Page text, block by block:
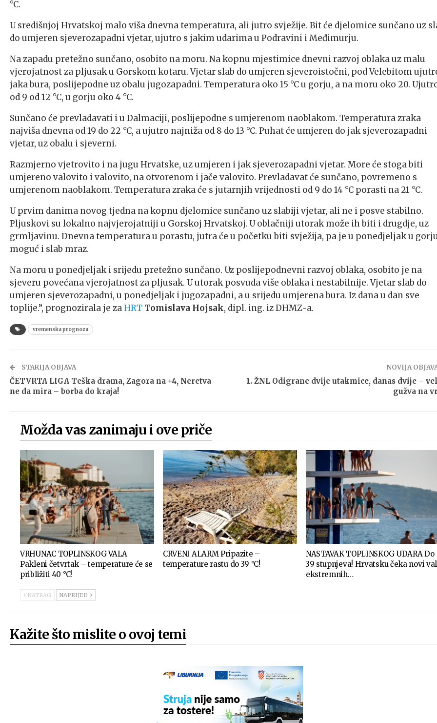
°C.
U središnjoj Hrvatskoj malo viša dnevna temperatura, ali jutro svježije. Bit će djelomice sunčano uz
do umjeren sjeverozapadni vjetar, ujutro s jakim udarima u Podravini i Međimurju.
Na zapadu pretežno sunčano, osobito na moru. Na kopnu mjestimice dnevni razvoj oblaka uz malu
vjerojatnost za pljusak u Gorskom kotaru. Vjetar slab do umjeren sjeveroistočni, pod Velebitom
jaka bura, poslijepodne uz obalu jugozapadni. Temperatura oko 15 °C u gorju, a na moru oko 20.
od 9 od 12 °C, u gorju oko 4 °C.
Sunčano će prevladavati i u Dalmaciji, poslijepodne s umjerenom naoblakom. Temperatura zraka
najviša dnevna od 19 do 22 °C, a ujutro najniža od 8 do 13 °C. Puhat će umjeren do jak sjeverozapadni
vjetar, uz obalu i sjeverni.
Razmjerno vjetrovito i na jugu Hrvatske, uz umjeren i jak sjeverozapadni vjetar. More će stoga biti
umjereno valovito i valovito, na otvorenom i jače valovito. Prevladavat će sunčano, povremeno s
umjerenom naoblakom. Temperatura zraka će s jutarnjih vrijednosti od 9 do 14 °C porasti na 21 °C.
U prvim danima novog tjedna na kopnu djelomice sunčano uz slabiji vjetar, ali ne i posve stabilno.
Pljuskovi su lokalno najvjerojatniji u Gorskoj Hrvatskoj. U oblačniji utorak može ih biti i drugdje, uz
grmljavinu. Dnevna temperatura u porastu, jutra će u početku biti svježija, pa je u ponedjeljak u
moguć i slab mraz.
Na moru u ponedjeljak i srijedu pretežno sunčano. Uz poslijepodnevni razvoj oblaka, osobito je na
sjeveru povećana vjerojatnost za pljusak. U utorak posvuda više oblaka i nestabilnije. Vjetar slab do
umjeren sjeverozapadni, u ponedjeljak i jugozapadni, a u srijedu umjerena bura. Iz dana u dan sve
toplije.”, prognozirala je zaHRT Tomislava Hojsak, dipl. ing. iz DHMZ-a.
vremenska prognoza
STARIJA OBJAVA
ČETVRTA LIGA Teška drama, Zagora na +4, Neretva
ne da mira – borba do kraja!
NOVIJA
1. ŽNL Odigrane dvije utakmice, danas dvije –
gužva na
Možda vas zanimaju i ove priče
VRHUNAC TOPLINSKOG VALA
Pakleni četvrtak – temperature će se
približiti 40 °C!
CRVENI ALARM Pripazite –
temperature rastu do 39 °C!
NASTAVAK TOPLINSKOG UDARA Do
39 stupnjeva! Hrvatsku čeka novi val
ekstremnih…
NATRAG NAPRIJED
Kažite što mislite o ovoj temi